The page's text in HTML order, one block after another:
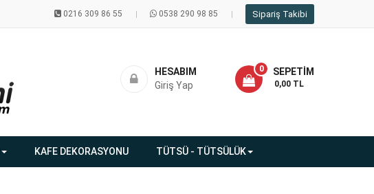
0216 309 86 55 0538 290 98 85 Sipariş Takibi
SEPETIM
0
- 0,00 TL
HESABIM
Giriş Yap
KAFE DEKORASYONU TÜTSÜ - TÜTSÜLÜK